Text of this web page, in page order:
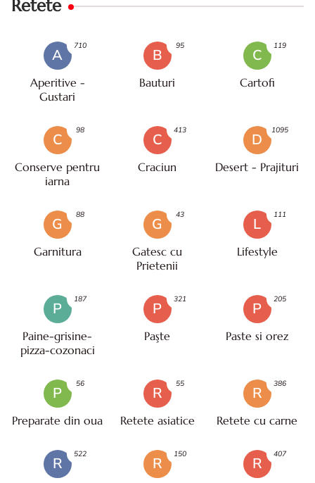
Retete
A
Aperitive -
Gustari
710
B
Bauturi
95
C
Cartofi
119
C
Conserve pentru
iarna
98
C
Craciun
413
D
Desert - Prajituri
1095
G
Garnitura
88
G
Gatesc cu
Prietenii
43
L
Lifestyle
111
P
Paine-grisine-
pizza-cozonaci
187
P
Paşte
321
P
Paste si orez
205
P
Preparate din oua
56
R
Retete asiatice
55
R
Retete cu carne
386
R
522
R
150
R
407